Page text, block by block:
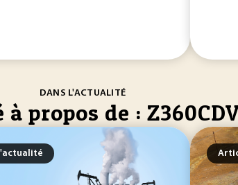
DANS L'ACTUALITÉ
propos de :